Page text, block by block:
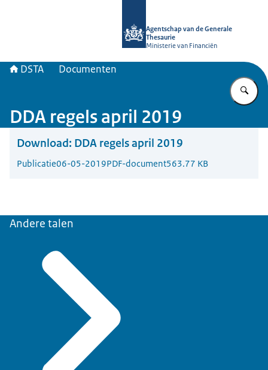
Agentschap van de Generale
Thesaurie
Ministerie van Financiën
DSTA Documenten
DDA regels april 2019
Download: DDA regels april 2019
Publicatie06-05-2019PDF-document563.77 KB
Andere talen